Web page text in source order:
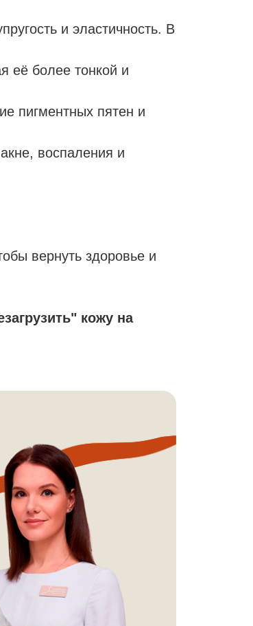
и эластичность. В
её более тонкой и
пигментных пятен и
воспаления и
вернуть здоровье и
кожу на